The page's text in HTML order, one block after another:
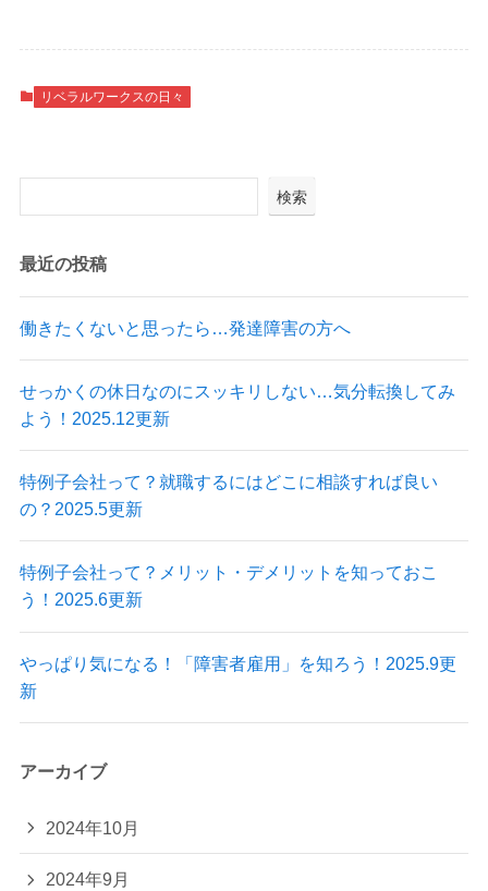
リベラルワークスの日々
検索
最近の投稿
働きたくないと思ったら…発達障害の方へ
せっかくの休日なのにスッキリしない…気分転換してみ
よう！2025.12更新
特例子会社って？就職するにはどこに相談すれば良い
の？2025.5更新
特例子会社って？メリット・デメリットを知っておこ
う！2025.6更新
やっぱり気になる！「障害者雇用」を知ろう！2025.9更
新
アーカイブ
2024年10月
2024年9月